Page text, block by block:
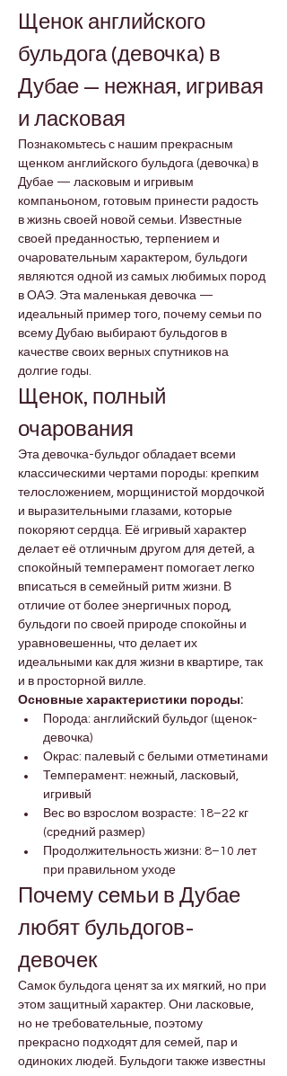
Щенок английского
бульдога (девочка) в
Дубае — нежная, игривая
и ласковая
Познакомьтесь с нашим прекрасным
щенком английского бульдога (девочка) в
Дубае — ласковым и игривым
компаньоном, готовым принести радость
в жизнь своей новой семьи. Известные
своей преданностью, терпением и
очаровательным характером, бульдоги
являются одной из самых любимых пород
в ОАЭ. Эта маленькая девочка —
идеальный пример того, почему семьи по
всему Дубаю выбирают бульдогов в
качестве своих верных спутников на
долгие годы.
Щенок, полный
очарования
Эта девочка-бульдог обладает всеми
классическими чертами породы: крепким
телосложением, морщинистой мордочкой
и выразительными глазами, которые
покоряют сердца. Её игривый характер
делает её отличным другом для детей, а
спокойный темперамент помогает легко
вписаться в семейный ритм жизни. В
отличие от более энергичных пород,
бульдоги по своей природе спокойны и
уравновешенны, что делает их
идеальными как для жизни в квартире, так
и в просторной вилле.
Основные характеристики породы:
Порода: английский бульдог (щенок-
девочка)
Окрас: палевый с белыми отметинами
Темперамент: нежный, ласковый,
игривый
Вес во взрослом возрасте: 18–22 кг
(средний размер)
Продолжительность жизни: 8–10 лет
при правильном уходе
Почему семьи в Дубае
любят бульдогов-
девочек
Самок бульдога ценят за их мягкий, но при
этом защитный характер. Они ласковые,
но не требовательные, поэтому
прекрасно подходят для семей, пар и
одиноких людей. Бульдоги также известны